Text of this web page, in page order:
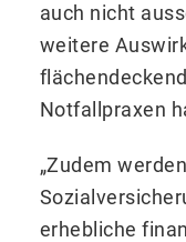
auch nicht
weitere
Notfallpraxen
„Zudem
erhebliche